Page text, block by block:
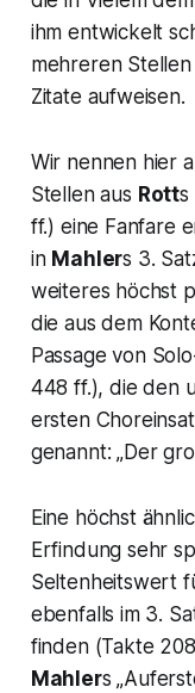
ihm entwickelt
mehreren
Zitate aufweisen.
Wir nennen hier
Stellen aus Rotts
ff.) eine Fanfare
in Mahlers 3.
weiteres höchst
die aus dem
Passage von
448 ff.), die den
ersten
genannt: „Der
Eine höchst
Erfindung sehr
Seltenheitswert
ebenfalls im 3.
finden (Takte
Mahlers